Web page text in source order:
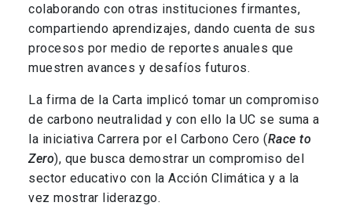
colaborando con otras instituciones firmantes,
compartiendo aprendizajes, dando cuenta de sus
procesos por medio de reportes anuales que
muestren avances y desafíos futuros.
La firma de la Carta implicó tomar un compromiso
de carbono neutralidad y con ello la UC se suma a
la iniciativa Carrera por el Carbono Cero (Race to
Zero), que busca demostrar un compromiso del
sector educativo con la Acción Climática y a la
vez mostrar liderazgo.